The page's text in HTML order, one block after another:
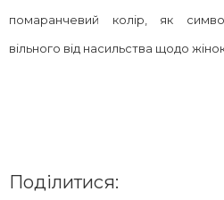
помаранчевий колір, як
вільного від насильства щодо жінок
Поділитися: